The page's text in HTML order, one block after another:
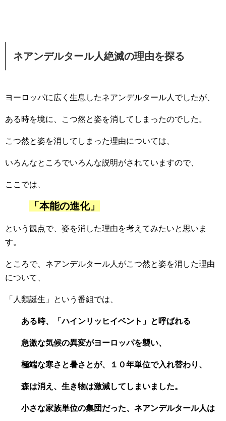
ネアンデルタール人絶滅の理由を探る
ヨーロッパに広く生息したネアンデルタール人でしたが、
ある時を境に、こつ然と姿を消してしまったのでした。
こつ然と姿を消してしまった理由については、
いろんなところでいろんな説明がされていますので、
ここでは、
「本能の進化」
という観点で、姿を消した理由を考えてみたいと思いま
す。
ところで、ネアンデルタール人がこつ然と姿を消した理由
について、
「人類誕生」という番組では、
ある時、「ハインリッヒイベント」と呼ばれる
急激な気候の異変がヨーロッパを襲い、
極端な寒さと暑さとが、１０年単位で入れ替わり、
森は消え、生き物は激減してしまいました。
小さな家族単位の集団だった、ネアンデルタール人は